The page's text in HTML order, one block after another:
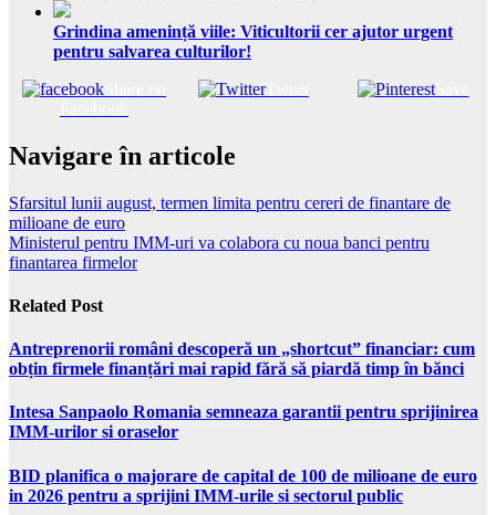
Grindina amenință viile: Viticultorii cer ajutor urgent
pentru salvarea culturilor!
Tweet Save
Navigare în articole
Sfarsitul lunii august, termen limita pentru cereri de finantare de
milioane de euro
Ministerul pentru IMM-uri va colabora cu noua banci pentru
finantarea firmelor
Related Post
Antreprenorii români descoperă un „shortcut” financiar: cum
obțin firmele finanțări mai rapid fără să piardă timp în bănci
Intesa Sanpaolo Romania semneaza garantii pentru sprijinirea
IMM-urilor si oraselor
BID planifica o majorare de capital de 100 de milioane de euro
in 2026 pentru a sprijini IMM-urile si sectorul public